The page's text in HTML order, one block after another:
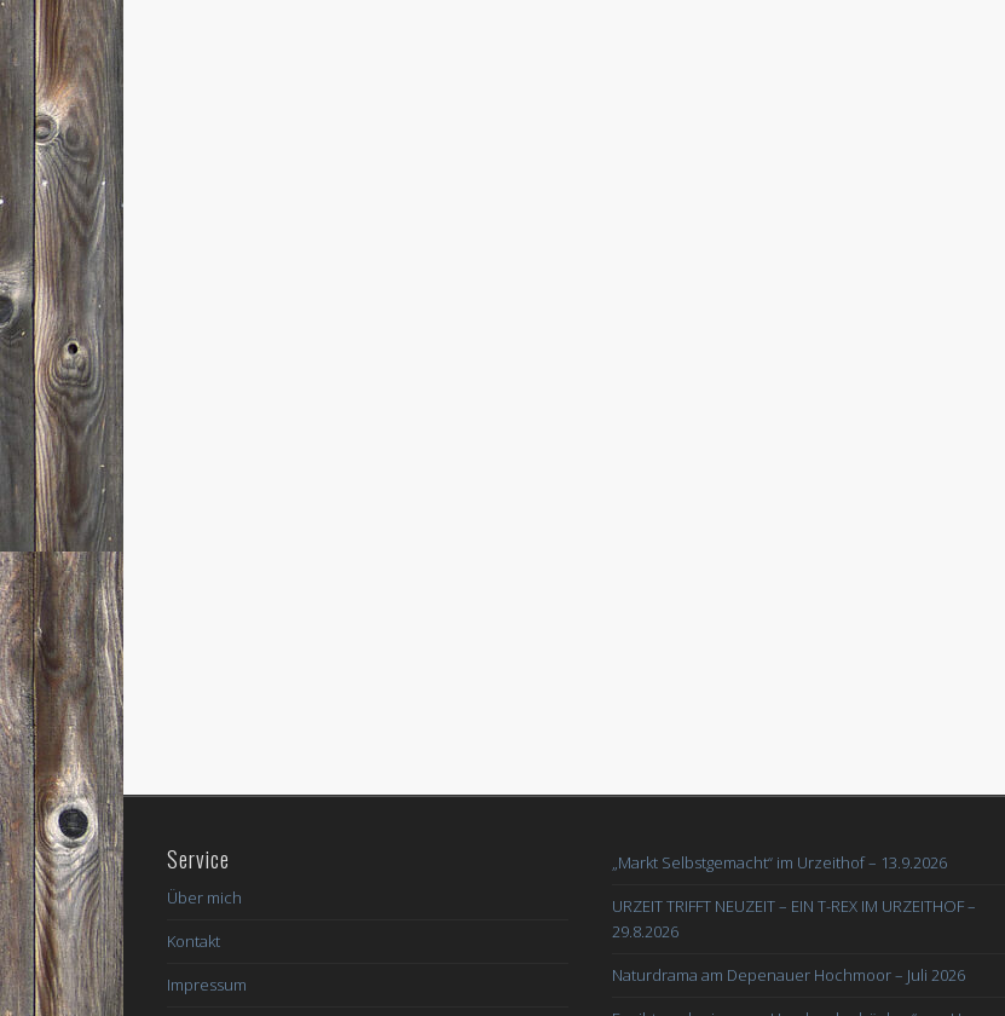
Service
Über mich
Kontakt
Impressum
„Markt Selbstgemacht“ im Urzeithof – 13.9.2026
URZEIT TRIFFT NEUZEIT – EIN T-REX IM URZEITHOF –
29.8.2026
Naturdrama am Depenauer Hochmoor – Juli 2026